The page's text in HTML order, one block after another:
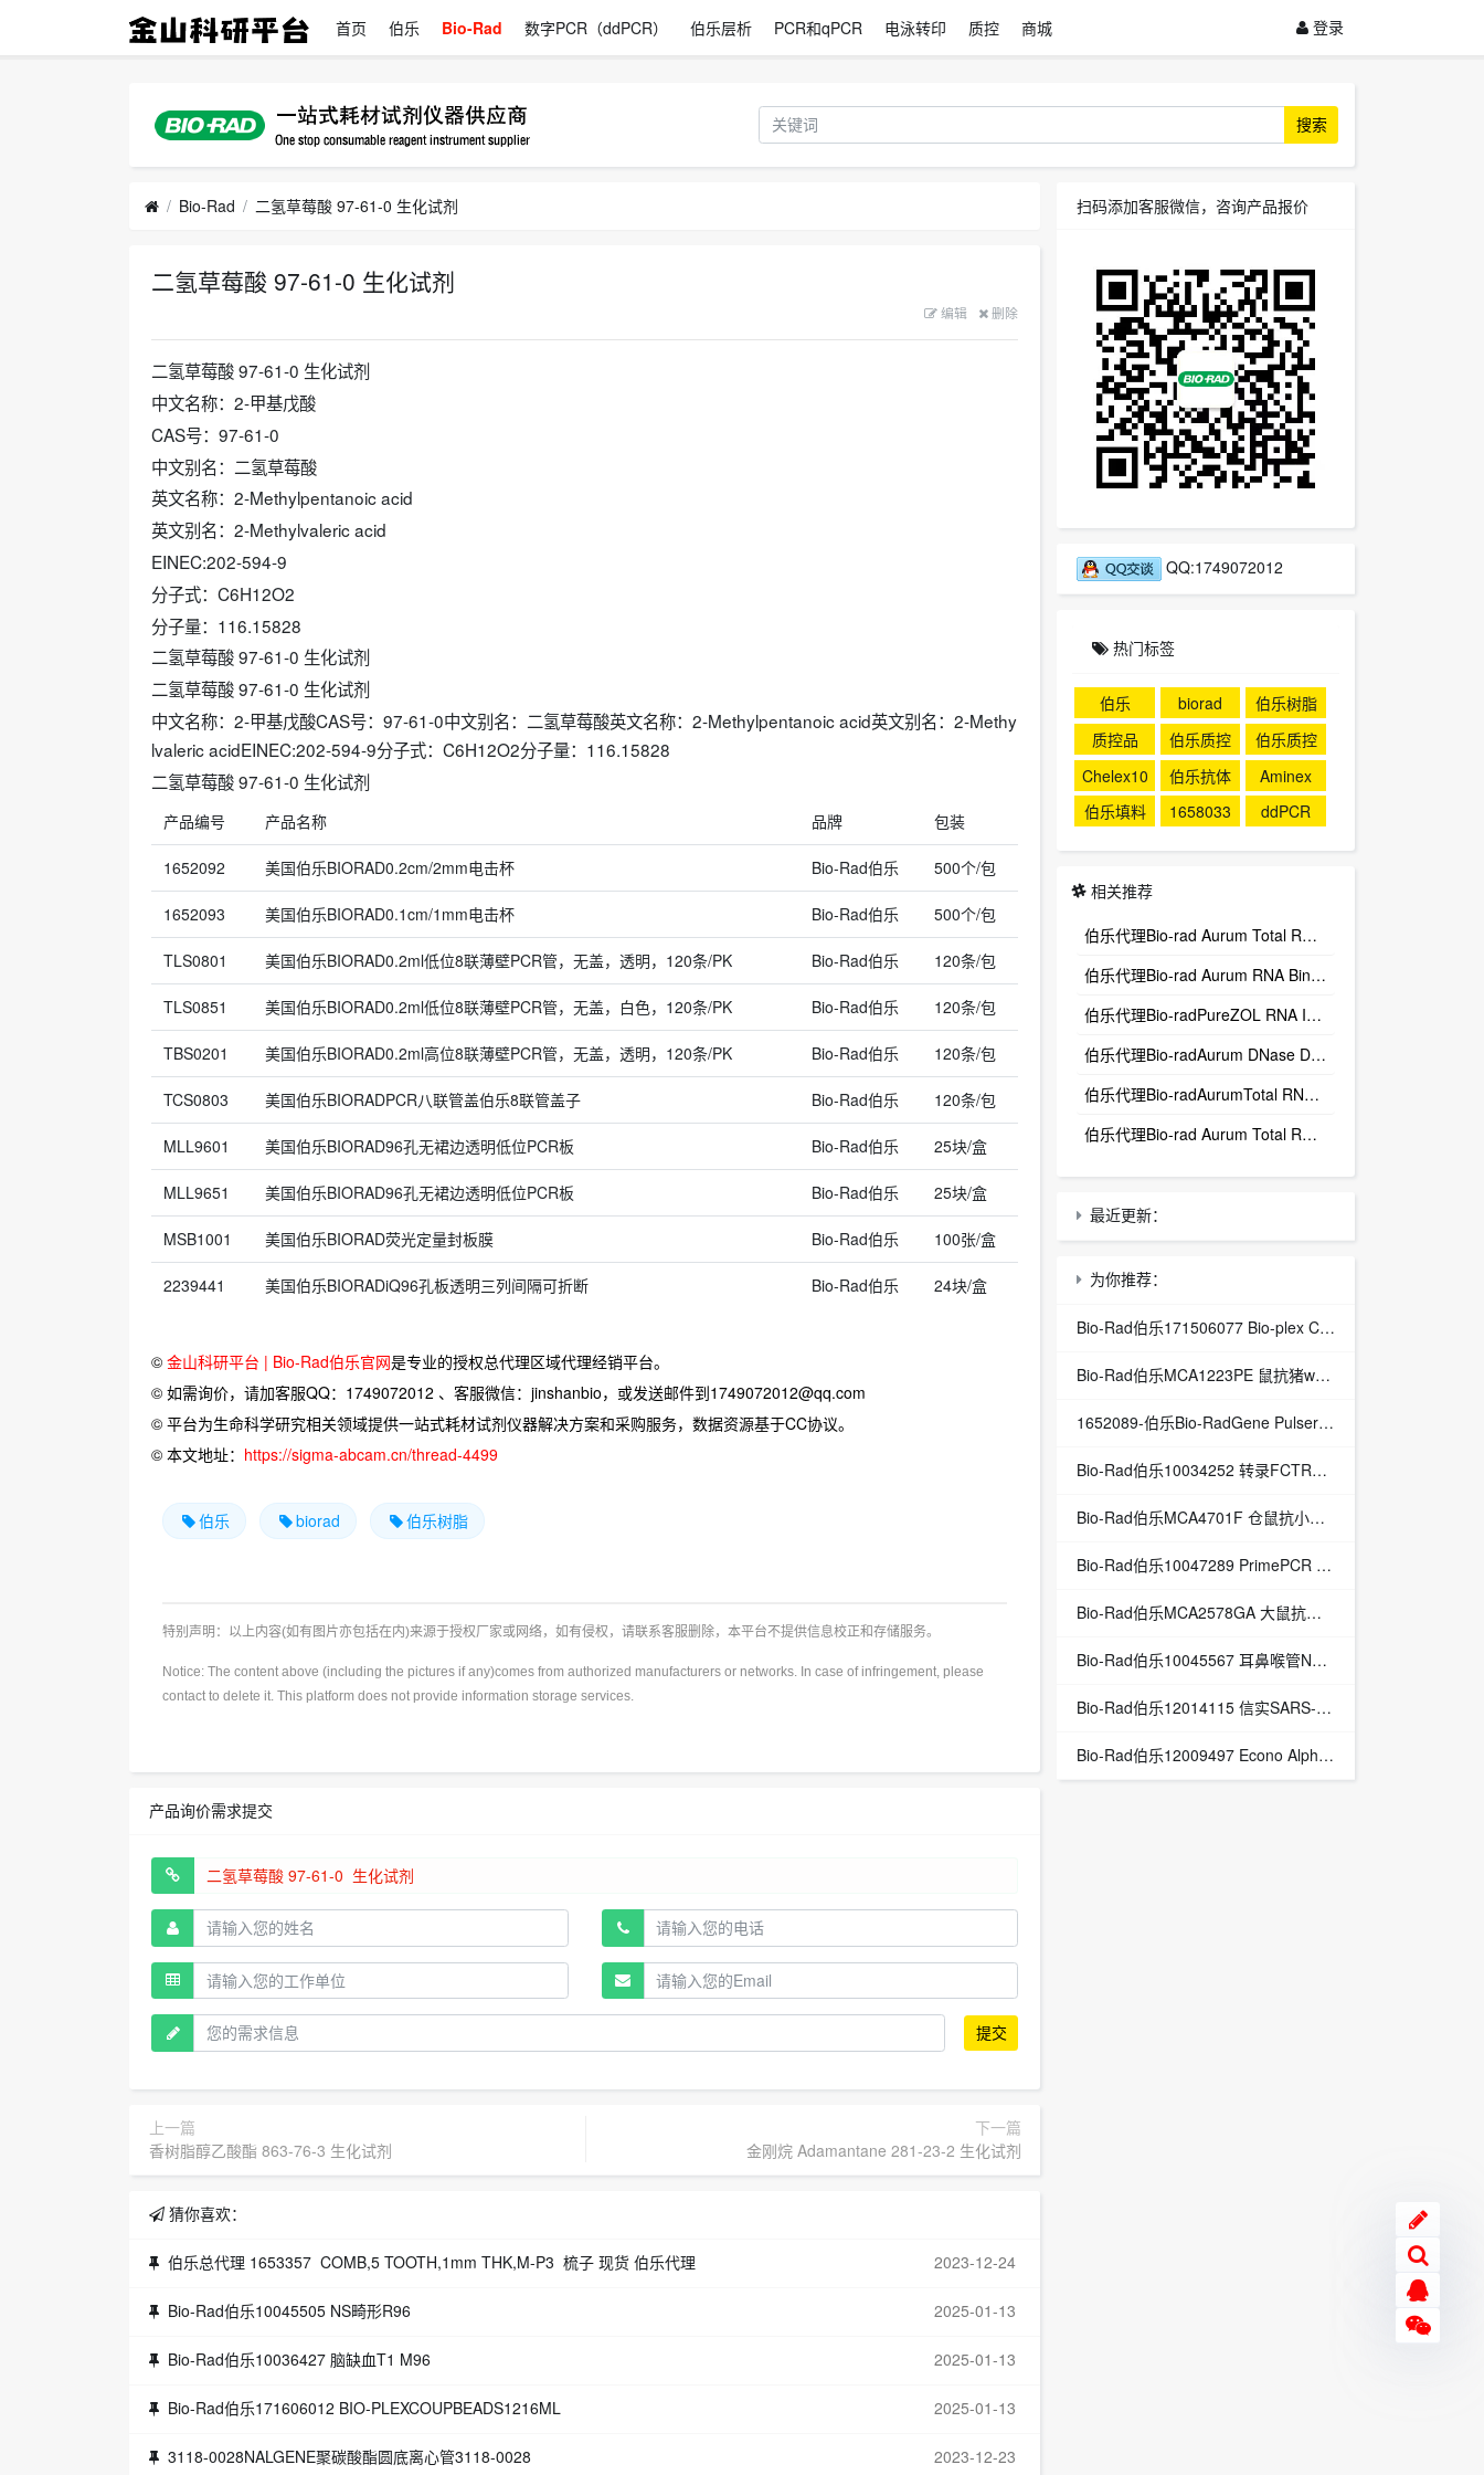
首页 伯乐 Bio-Rad 数字PCR（ddPCR） 伯乐层析 PCR和qPCR 电泳转印 质控 商城 登录
搜索
Bio-Rad 二氢草莓酸 97-61-0 生化试剂
二氢草莓酸 97-61-0 生化试剂
编辑 删除
二氢草莓酸 97-61-0 生化试剂
中文名称：2-甲基戊酸
CAS号：97-61-0
中文别名：二氢草莓酸
英文名称：2-Methylpentanoic acid
英文别名：2-Methylvaleric acid
EINEC:202-594-9
分子式：C6H12O2
分子量：116.15828
二氢草莓酸 97-61-0 生化试剂
二氢草莓酸 97-61-0 生化试剂
中文名称：2-甲基戊酸CAS号：97-61-0中文别名：二氢草莓酸英文名称：2-Methylpentanoic acid英文别名：2-Methy
lvaleric acidEINEC:202-594-9分子式：C6H12O2分子量：116.15828
二氢草莓酸 97-61-0 生化试剂
产品编号 产品名称 品牌 包装
1652092 美国伯乐BIORAD0.2cm/2mm电击杯 Bio-Rad伯乐 500个/包
1652093 美国伯乐BIORAD0.1cm/1mm电击杯 Bio-Rad伯乐 500个/包
TLS0801 美国伯乐BIORAD0.2ml低位8联薄壁PCR管，无盖，透明，120条/PK Bio-Rad伯乐 120条/包
TLS0851 美国伯乐BIORAD0.2ml低位8联薄壁PCR管，无盖，白色，120条/PK Bio-Rad伯乐 120条/包
TBS0201 美国伯乐BIORAD0.2ml高位8联薄壁PCR管，无盖，透明，120条/PK Bio-Rad伯乐 120条/包
TCS0803 美国伯乐BIORADPCR八联管盖伯乐8联管盖子 Bio-Rad伯乐 120条/包
MLL9601 美国伯乐BIORAD96孔无裙边透明低位PCR板 Bio-Rad伯乐 25块/盒
MLL9651 美国伯乐BIORAD96孔无裙边透明低位PCR板 Bio-Rad伯乐 25块/盒
MSB1001 美国伯乐BIORAD荧光定量封板膜 Bio-Rad伯乐 100张/盒
2239441 美国伯乐BIORADiQ96孔板透明三列间隔可折断 Bio-Rad伯乐 24块/盒
© 金山科研平台 | Bio-Rad伯乐官网是专业的授权总代理区域代理经销平台。
© 如需询价，请加客服QQ：1749072012 、客服微信：jinshanbio，或发送邮件到1749072012@qq.com
© 平台为生命科学研究相关领域提供一站式耗材试剂仪器解决方案和采购服务，数据资源基于CC协议。
© 本文地址： https://sigma-abcam.cn/thread-4499
伯乐 biorad 伯乐树脂
特别声明：以上内容(如有图片亦包括在内)来源于授权厂家或网络，如有侵权，请联系客服删除，本平台不提供信息校正和存储服务。
Notice: The content above (including the pictures if any)comes from authorized manufacturers or networks. In case of infringement, please
contact to delete it. This platform does not provide information storage services.
产品询价需求提交
提交
上一篇
香树脂醇乙酸酯 863-76-3 生化试剂
下一篇
金刚烷 Adamantane 281-23-2 生化试剂
猜你喜欢：
伯乐总代理 1653357 COMB,5 TOOTH,1mm THK,M-P3 梳子 现货 伯乐代理 2023-12-24
Bio-Rad伯乐10045505 NS畸形R96 2025-01-13
Bio-Rad伯乐10036427 脑缺血T1 M96 2025-01-13
Bio-Rad伯乐171606012 BIO-PLEXCOUPBEADS1216ML 2025-01-13
3118-0028NALGENE聚碳酸酯圆底离心管3118-0028 2023-12-23
扫码添加客服微信，咨询产品报价
QQ:1749072012
热门标签
伯乐 biorad
伯乐树脂
质控品
伯乐质控
品
伯乐质控
Chelex10
0
伯乐抗体
Aminex
伯乐填料
1658033 ddPCR
相关推荐
伯乐代理Bio-rad Aurum Total RNA Wash High
伯乐代理Bio-rad Aurum RNA Binding Mini
伯乐代理Bio-radPureZOL RNA Isolation Reagent
伯乐代理Bio-radAurum DNase Dilution Solution
伯乐代理Bio-radAurumTotal RNA Lysis Solution
伯乐代理Bio-rad Aurum Total RNA Elution
最近更新：
为你推荐：
Bio-Rad伯乐171506077 Bio-plex COOH珠77
Bio-Rad伯乐MCA1223PE 鼠抗猪wCD8 ALPHA:RPE
1652089-伯乐Bio-RadGene Pulser/MicroPulser电击杯_伯乐Bio-rad
Bio-Rad伯乐10034252 转录FCTRS-CMN-H96
Bio-Rad伯乐MCA4701F 仓鼠抗小鼠CD27:FITC
Bio-Rad伯乐10047289 PrimePCR RNA质量控制
Bio-Rad伯乐MCA2578GA 大鼠抗小鼠TREM-1
Bio-Rad伯乐10045567 耳鼻喉管NEO T2 R96
Bio-Rad伯乐12014115 信实SARS-CoV-2 rt-pcr检测试剂盒，200 rxns
Bio-Rad伯乐12009497 Econo Alpha柱扩展，10 x 100毫米